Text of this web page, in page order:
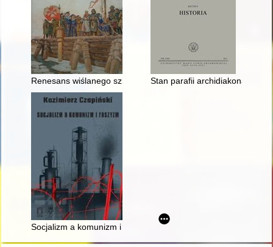
Renesans wiślanego szkutnictwa : ile tradycji w tradycji?
Stan parafii archidiakonatu
Socjalizm a komunizm i faszyzm : wybór pism